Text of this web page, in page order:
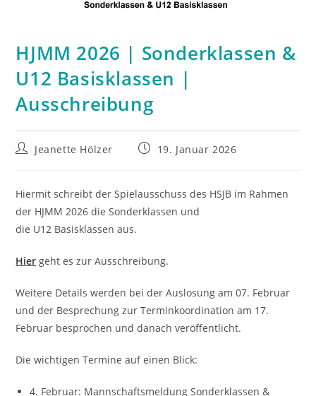
HJMM 2026 | Sonderklassen &
U12 Basisklassen |
Ausschreibung
Beitrags-
Jeanette Hölzer
Beitrag19. Januar 2026
Hiermit schreibt der Spielausschuss des HSJB im Rahmen
der HJMM 2026 die Sonderklassen und
die U12 Basisklassen aus.
Hier geht es zur Ausschreibung.
Weitere Details werden bei der Auslosung am 07. Februar
und der Besprechung zur Terminkoordination am 17.
Februar besprochen und danach veröffentlicht.
Die wichtigen Termine auf einen Blick:
4. Februar: Mannschaftsmeldung Sonderklassen &